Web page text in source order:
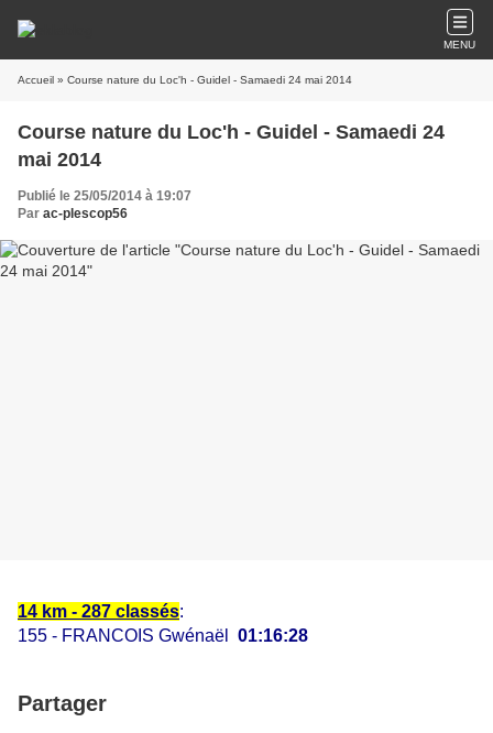
MENU
Accueil » Course nature du Loc'h - Guidel - Samaedi 24 mai 2014
Course nature du Loc'h - Guidel - Samaedi 24
mai 2014
Publié le 25/05/2014 à 19:07
Par ac-plescop56
14 km - 287 classés:
155 - FRANCOIS Gwénaël 01:16:28
Partager